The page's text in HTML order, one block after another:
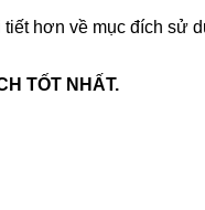
hơn về mục đích sử
TỐT NHẤT.